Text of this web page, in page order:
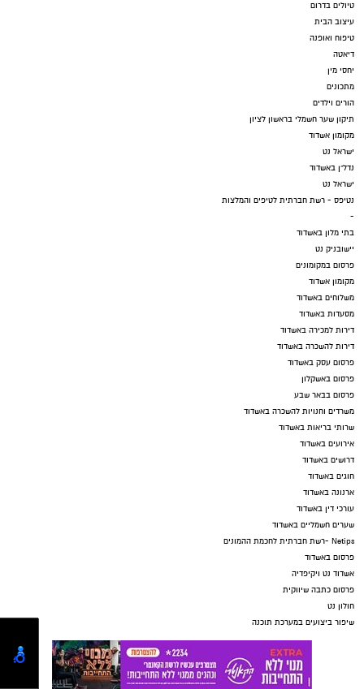
טיולים בדרום
עיצוב הבית
טיפוח ואופנה
דיאטה
יחסי מין
מתכונים
הורים וילדים
תיקון שער חשמלי בראשון לציון
מקומון אשדוד
ישראל נט
נדל"ן באשדוד
ישראל נט
נטיפס - רשת חברתית לטיפים והמלצות
-
בתי מלון באשדוד
יישובניק נט
פרסום במקומונים
מקומון אשדוד
משלוחים באשדוד
מסעדות באשדוד
דירות למכירה באשדוד
דירות להשכרה באשדוד
פרסום עסק באשדוד
פרסום באשקלון
פרסום בבאר שבע
משרדים וחנויות להשכרה באשדוד
שרותי בריאות באשדוד
אירועים באשדוד
דרושים באשדוד
חוגים באשדוד
ארנונה באשדוד
עורכי דין באשדוד
שערים חשמליים באשדוד
Netips -רשת חברתית לחכמת ההמונים
פרסום באשדוד
אשדוד נט ויקיפדיה
פרסום כתבה שיווקית
חולון נט
שיפור ביצועים במערכת תוכנה